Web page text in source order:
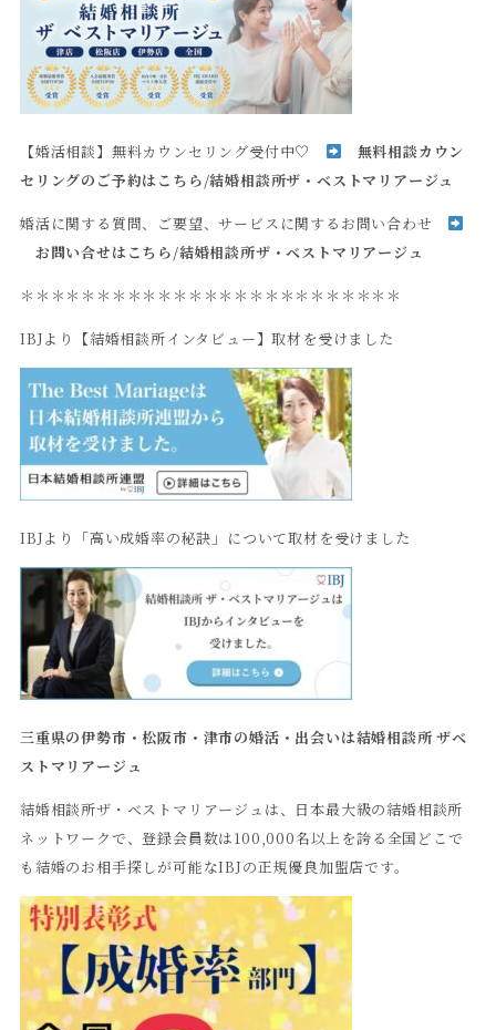
【婚活相談】無料カウンセリング受付中♡
無料相談カウン
セリングのご予約はこちら/結婚相談所ザ・ベストマリアージュ
婚活に関する質問、ご要望、サービスに関するお問い合わせ
お問い合せはこちら/結婚相談所ザ・ベストマリアージュ
＊＊＊＊＊＊＊＊＊＊＊＊＊＊＊＊＊＊＊＊＊＊＊＊＊
IBJより【結婚相談所インタビュー】取材を受けました
IBJより「高い成婚率の秘訣」について取材を受けました
三重県の伊勢市・松阪市・津市の婚活・出会いは結婚相談所 ザベ
ストマリアージュ
結婚相談所ザ・ベストマリアージュは、日本最大級の結婚相談所
ネットワークで、登録会員数は100,000名以上を誇る全国どこで
も結婚のお相手探しが可能なIBJの正規優良加盟店です。